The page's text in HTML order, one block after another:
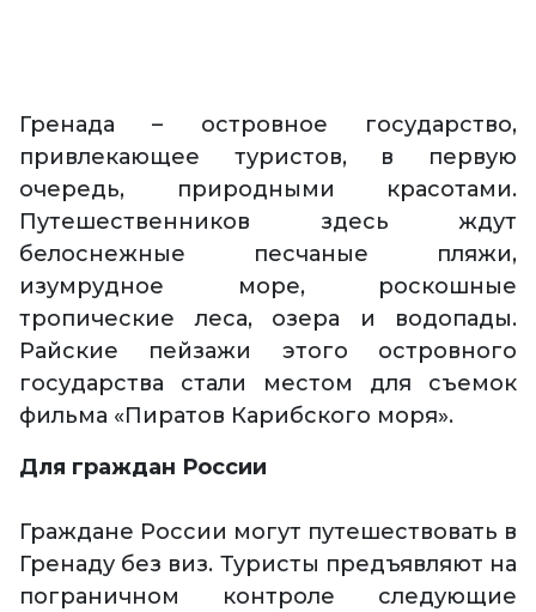
Гренада – островное государство,
привлекающее туристов, в первую
очередь, природными красотами.
Путешественников здесь ждут
белоснежные песчаные пляжи,
изумрудное море, роскошные
тропические леса, озера и водопады.
Райские пейзажи этого островного
государства стали местом для съемок
фильма «Пиратов Карибского моря».
Для граждан России
Граждане России могут путешествовать в
Гренаду без виз. Туристы предъявляют на
пограничном контроле следующие